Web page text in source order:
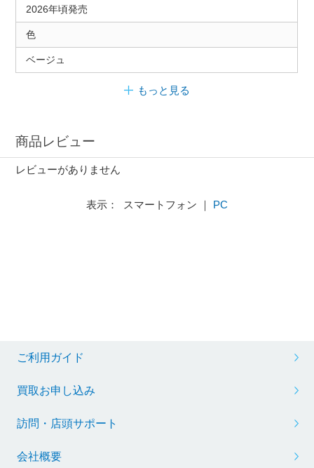
2026年頃発売
色
ベージュ
もっと見る
商品レビュー
レビューがありません
表示： スマートフォン ｜ PC
ご利用ガイド
買取お申し込み
訪問・店頭サポート
会社概要